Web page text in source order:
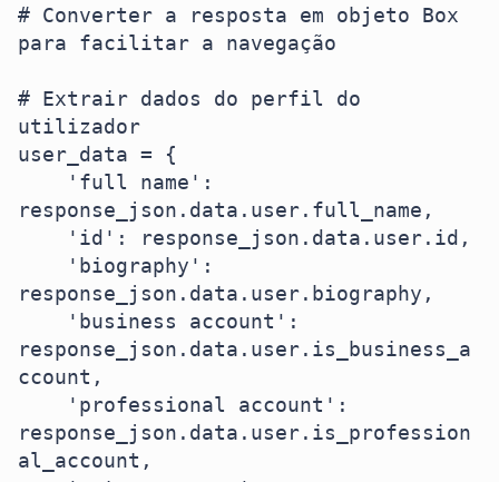
# Converter a resposta em objeto Box
para facilitar a navegação
# Extrair dados do perfil do
utilizador
user_data = {
response_json.data.user.full_name,
response_json.data.user.biography,
response_json.data.user.is_business_a
ccount,
response_json.data.user.is_profession
al_account,